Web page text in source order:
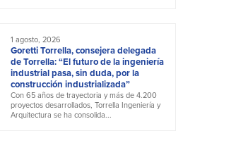
1 agosto, 2026
Goretti Torrella, consejera delegada
de Torrella: “El futuro de la ingeniería
industrial pasa, sin duda, por la
construcción industrializada”
Con 65 años de trayectoria y más de 4.200
proyectos desarrollados, Torrella Ingeniería y
Arquitectura se ha consolida...